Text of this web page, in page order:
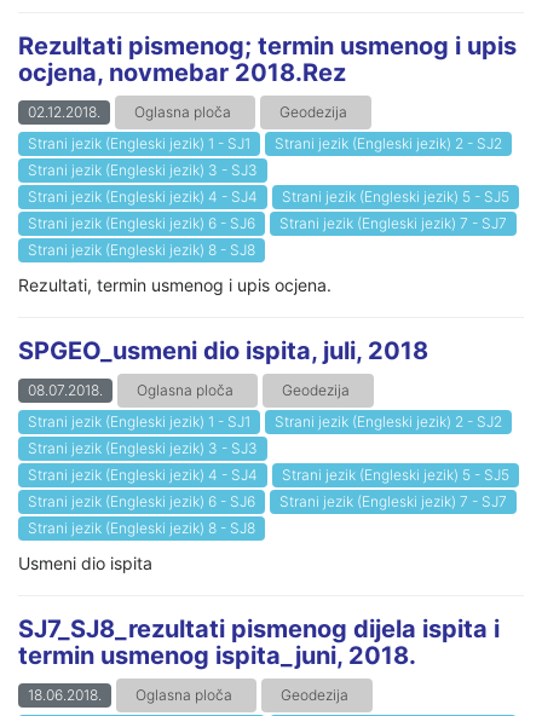
Rezultati pismenog; termin usmenog i upis
ocjena, novmebar 2018.Rez
02.12.2018. Oglasna ploča
Geodezija
Strani jezik (Engleski jezik) 1 - SJ1
Strani jezik (Engleski jezik) 2 - SJ2
Strani jezik (Engleski jezik) 3 - SJ3
Strani jezik (Engleski jezik) 4 - SJ4
Strani jezik (Engleski jezik) 5 - SJ5
Strani jezik (Engleski jezik) 6 - SJ6
Strani jezik (Engleski jezik) 7 - SJ7
Strani jezik (Engleski jezik) 8 - SJ8
Rezultati, termin usmenog i upis ocjena.
SPGEO_usmeni dio ispita, juli, 2018
08.07.2018. Oglasna ploča
Geodezija
Strani jezik (Engleski jezik) 1 - SJ1
Strani jezik (Engleski jezik) 2 - SJ2
Strani jezik (Engleski jezik) 3 - SJ3
Strani jezik (Engleski jezik) 4 - SJ4
Strani jezik (Engleski jezik) 5 - SJ5
Strani jezik (Engleski jezik) 6 - SJ6
Strani jezik (Engleski jezik) 7 - SJ7
Strani jezik (Engleski jezik) 8 - SJ8
Usmeni dio ispita
SJ7_SJ8_rezultati pismenog dijela ispita i
termin usmenog ispita_juni, 2018.
18.06.2018. Oglasna ploča Geodezija